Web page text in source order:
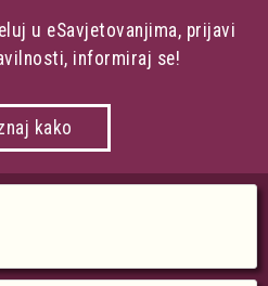
u eSavjetovanjima, prijavi
informiraj se!
kako